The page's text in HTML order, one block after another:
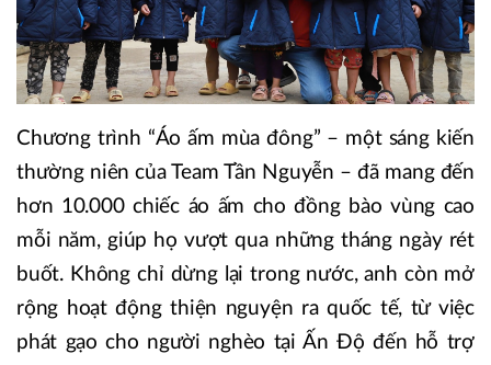
Chương trình “Áo ấm mùa đông” – một sáng kiến
thường niên của Team Tần Nguyễn – đã mang đến
hơn 10.000 chiếc áo ấm cho đồng bào vùng cao
mỗi năm, giúp họ vượt qua những tháng ngày rét
buốt. Không chỉ dừng lại trong nước, anh còn mở
rộng hoạt động thiện nguyện ra quốc tế, từ việc
phát gạo cho người nghèo tại Ấn Độ đến hỗ trợ